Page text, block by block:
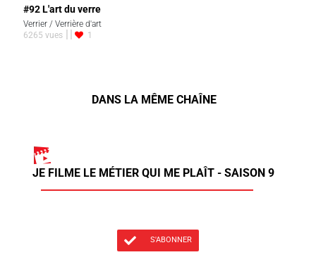
#92 L'art du verre
Verrier / Verrière d'art
6265 vues
1
DANS LA MÊME CHAÎNE
JE FILME LE MÉTIER QUI ME PLAÎT - SAISON 9
S'ABONNER